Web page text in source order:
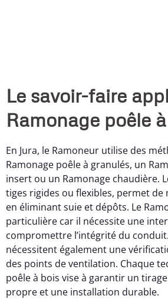
Le savoir-faire
Ramonage poêle
En Jura, le Ramoneur utilise des
Ramonage poêle à granulés, un
insert ou un Ramonage chaudière.
tiges rigides ou flexibles, permet
en éliminant suie et dépôts. Le
particulière car il nécessite une
compromettre l’intégrité du
nécessitent également une
des points de ventilation. Chaque
poêle à bois vise à garantir un
propre et une installation durable.